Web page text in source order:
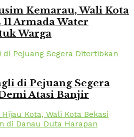
Kemarau, Wali Kota
Armada Water
Warga
di Pejuang Segera
Atasi Banjir